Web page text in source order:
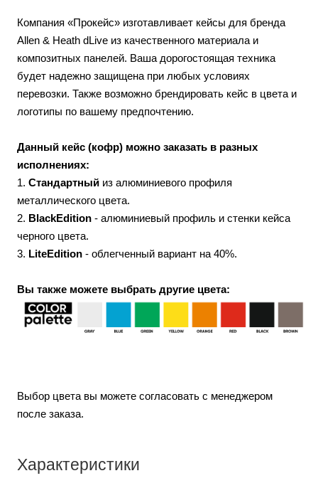
Компания «Прокейс» изготавливает кейсы для бренда
Allen & Heath dLive из качественного материала и
композитных панелей. Ваша дорогостоящая техника
будет надежно защищена при любых условиях
перевозки. Также возможно брендировать кейс в цвета и
логотипы по вашему предпочтению.
Данный кейс (кофр) можно заказать в разных
исполнениях:
1. Стандартный из алюминиевого профиля
металлического цвета.
2. BlackEdition - алюминиевый профиль и стенки кейса
черного цвета.
3. LiteEdition - облегченный вариант на 40%.
Вы также можете выбрать другие цвета:
Выбор цвета вы можете согласовать с менеджером
после заказа.
Характеристики